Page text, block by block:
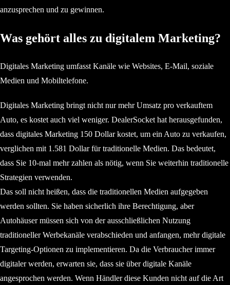
anzusprechen und zu gewinnen.
Was gehört alles zu digitalem Marketing?
Digitales Marketing umfasst Kanäle wie Websites, E-Mail, soziale
Medien und Mobiltelefone.
Digitales Marketing bringt nicht nur mehr Umsatz pro verkauftem
Auto, es kostet auch viel weniger. DealerSocket hat herausgefunden,
dass digitales Marketing 150 Dollar kostet, um ein Auto zu verkaufen,
verglichen mit 1.581 Dollar für traditionelle Medien. Das bedeutet,
dass Sie 10-mal mehr zahlen als nötig, wenn Sie weiterhin traditionelle
Strategien verwenden.
Das soll nicht heißen, dass die traditionellen Medien aufgegeben
werden sollten. Sie haben sicherlich ihre Berechtigung, aber
Autohäuser müssen sich von der ausschließlichen Nutzung
traditioneller Werbekanäle verabschieden und anfangen, mehr digitale
Targeting-Optionen zu implementieren. Da die Verbraucher immer
digitaler werden, erwarten sie, dass sie über digitale Kanäle
angesprochen werden. Wenn Händler diese Kunden nicht auf die Art